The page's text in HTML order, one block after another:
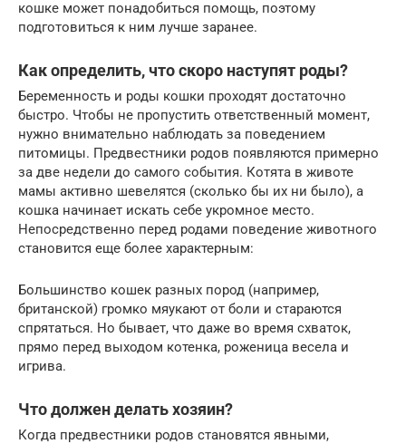
кошке может понадобиться помощь, поэтому
подготовиться к ним лучше заранее.
Как определить, что скоро наступят роды?
Беременность и роды кошки проходят достаточно
быстро. Чтобы не пропустить ответственный момент,
нужно внимательно наблюдать за поведением
питомицы. Предвестники родов появляются примерно
за две недели до самого события. Котята в животе
мамы активно шевелятся (сколько бы их ни было), а
кошка начинает искать себе укромное место.
Непосредственно перед родами поведение животного
становится еще более характерным:
Большинство кошек разных пород (например,
британской) громко мяукают от боли и стараются
спрятаться. Но бывает, что даже во время схваток,
прямо перед выходом котенка, роженица весела и
игрива.
Что должен делать хозяин?
Когда предвестники родов становятся явными,